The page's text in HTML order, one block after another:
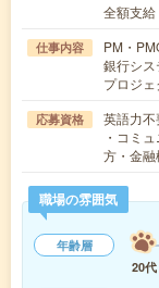
全額支給
仕事内容
PM・
銀行シ
プロジ
応募資格
英語力不
・コミ
方・金
職場の雰囲気
年齢層
20代